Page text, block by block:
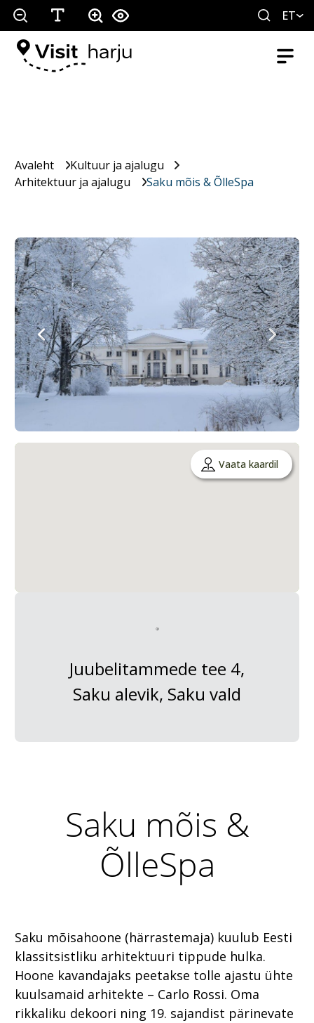
ET
Avaleht
Kultuur ja ajalugu
Arhitektuur ja ajalugu
Saku mõis & ÕlleSpa
Vaata kaardil
Juubelitammede tee 4,
Saku alevik, Saku vald
Saku mõis &
ÕlleSpa
Saku mõisahoone (härrastemaja) kuulub Eesti
klassitsistliku arhitektuuri tippude hulka.
Hoone kavandajaks peetakse tolle ajastu ühte
kuulsamaid arhitekte – Carlo Rossi. Oma
rikkaliku dekoori ning 19. sajandist pärinevate